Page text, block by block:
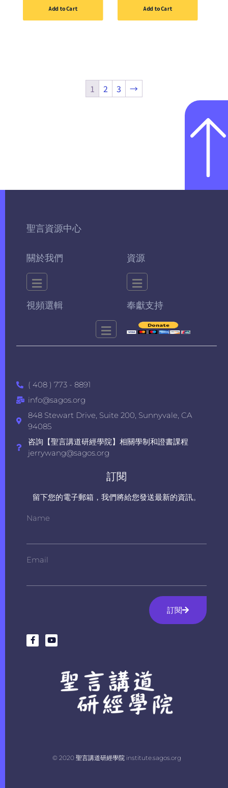
Add to Cart Add to Cart
1 2 3 →
聖言資源中心
關於我們 資源
視頻選輯 奉獻支持
( 408 ) 773 - 8891
info@sagos.org
848 Stewart Drive, Suite 200, Sunnyvale, CA
94085
咨詢【聖言講道研經學院】相關學制和證書課程
jerrywang@sagos.org
訂閱
留下您的電子郵箱，我們將給您發送最新的資訊。
Name
Email
訂閱
© 2020 聖言講道研經學院 institute.sagos.org